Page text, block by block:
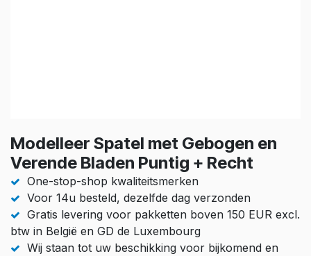
Modelleer Spatel met Gebogen en
Verende Bladen Puntig + Recht
One-stop-shop kwaliteitsmerken
Voor 14u besteld, dezelfde dag verzonden
Gratis levering voor pakketten boven 150 EUR excl.
btw in België en GD de Luxembourg
Wij staan tot uw beschikking voor bijkomend en